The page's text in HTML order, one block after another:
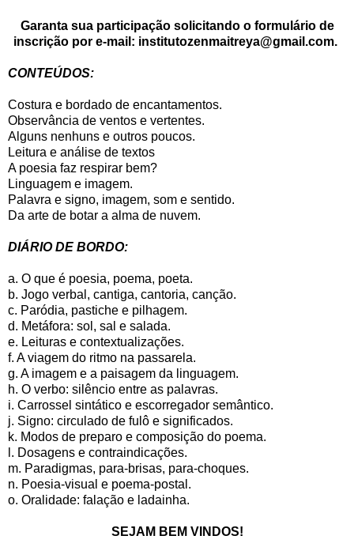
Garanta sua participação solicitando o formulário de
inscrição por e-mail: institutozenmaitreya@gmail.com.
CONTEÚDOS:
Costura e bordado de encantamentos.
Observância de ventos e vertentes.
Alguns nenhuns e outros poucos.
Leitura e análise de textos
A poesia faz respirar bem?
Linguagem e imagem.
Palavra e signo, imagem, som e sentido.
Da arte de botar a alma de nuvem.
DIÁRIO DE BORDO:
a. O que é poesia, poema, poeta.
b. Jogo verbal, cantiga, cantoria, canção.
c. Paródia, pastiche e pilhagem.
d. Metáfora: sol, sal e salada.
e. Leituras e contextualizações.
f. A viagem do ritmo na passarela.
g. A imagem e a paisagem da linguagem.
h. O verbo: silêncio entre as palavras.
i. Carrossel sintático e escorregador semântico.
j. Signo: circulado de fulô e significados.
k. Modos de preparo e composição do poema.
l. Dosagens e contraindicações.
m. Paradigmas, para-brisas, para-choques.
n. Poesia-visual e poema-postal.
o. Oralidade: falação e ladainha.
SEJAM BEM VINDOS!